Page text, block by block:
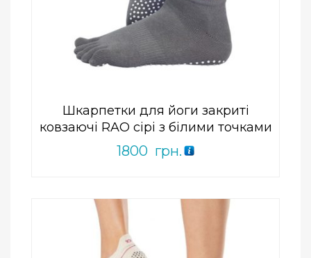
Шкарпетки для йоги закриті
ковзаючі RAO сірі з білими точками
1800 грн.
ПРИДБАТИ
Add to Wishlist